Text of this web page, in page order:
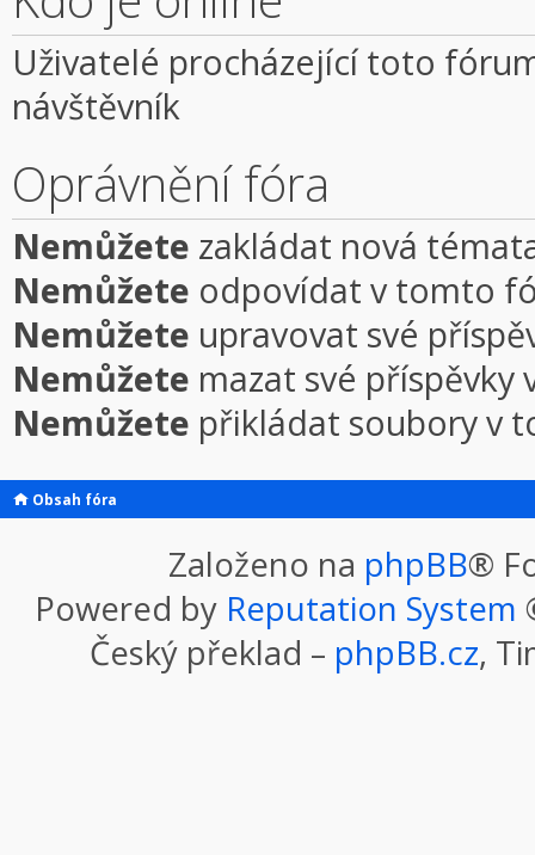
Uživatelé procházející toto
návštěvník
Oprávnění fóra
Nemůžete zakládat nová
Nemůžete odpovídat v tomto
Nemůžete upravovat své
Nemůžete mazat své
Nemůžete přikládat soubory v
Obsah fóra
Založeno na phpBB®
Powered by Reputation System
Český překlad – phpBB.cz,